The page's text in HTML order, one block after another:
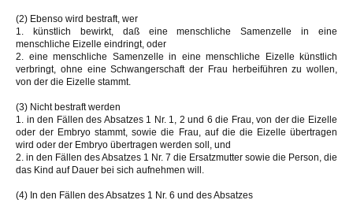
(2) Ebenso wird bestraft, wer
1. künstlich bewirkt, daß eine menschliche Samenzelle in eine
menschliche Eizelle eindringt, oder
2. eine menschliche Samenzelle in eine menschliche Eizelle künstlich
verbringt, ohne eine Schwangerschaft der Frau herbeiführen zu wollen,
von der die Eizelle stammt.
(3) Nicht bestraft werden
1. in den Fällen des Absatzes 1 Nr. 1, 2 und 6 die Frau, von der die Eizelle
oder der Embryo stammt, sowie die Frau, auf die die Eizelle übertragen
wird oder der Embryo übertragen werden soll, und
2. in den Fällen des Absatzes 1 Nr. 7 die Ersatzmutter sowie die Person, die
das Kind auf Dauer bei sich aufnehmen will.
(4) In den Fällen des Absatzes 1 Nr. 6 und des Absatzes